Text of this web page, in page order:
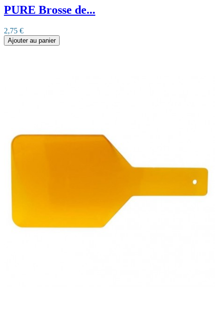
PURE Brosse de...
2,75 €
Ajouter au panier